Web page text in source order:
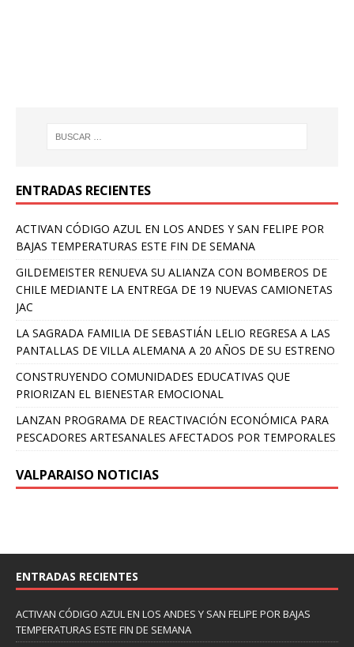
ENTRADAS RECIENTES
ACTIVAN CÓDIGO AZUL EN LOS ANDES Y SAN FELIPE POR
BAJAS TEMPERATURAS ESTE FIN DE SEMANA
GILDEMEISTER RENUEVA SU ALIANZA CON BOMBEROS DE
CHILE MEDIANTE LA ENTREGA DE 19 NUEVAS CAMIONETAS
JAC
LA SAGRADA FAMILIA DE SEBASTIÁN LELIO REGRESA A LAS
PANTALLAS DE VILLA ALEMANA A 20 AÑOS DE SU ESTRENO
CONSTRUYENDO COMUNIDADES EDUCATIVAS QUE
PRIORIZAN EL BIENESTAR EMOCIONAL
LANZAN PROGRAMA DE REACTIVACIÓN ECONÓMICA PARA
PESCADORES ARTESANALES AFECTADOS POR TEMPORALES
VALPARAISO NOTICIAS
ENTRADAS RECIENTES
ACTIVAN CÓDIGO AZUL EN LOS ANDES Y SAN FELIPE POR BAJAS
TEMPERATURAS ESTE FIN DE SEMANA